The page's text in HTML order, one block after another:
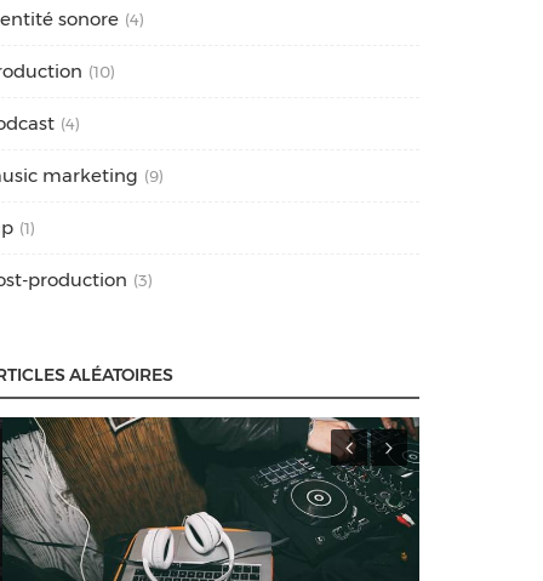
sonore (4)
(10)
(4)
marketing (9)
(1)
production (3)
ALÉATOIRES